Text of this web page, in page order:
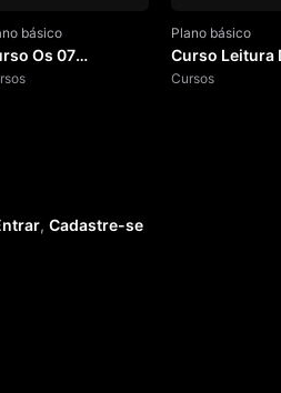
básico
Os 07
Plano básico
Curso Leitura
Cursos
, Cadastre-se